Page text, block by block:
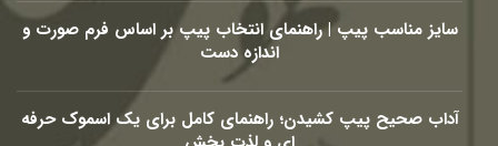
سایز مناسب پیپ | راهنمای انتخاب پیپ بر اساس فرم صورت و
اندازه دست
آداب صحیح پیپ کشیدن؛ راهنمای کامل برای یک اسموک حرفه